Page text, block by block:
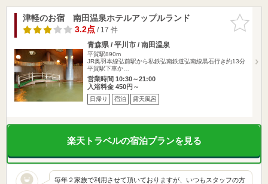
お気に入
りに追加
津軽のお宿 南田温泉ホテルアップルランド
3.2点/ 17 件
青森県 / 平川市 / 南田温泉
平賀駅890m
JR奥羽本線弘前駅から私鉄弘南鉄道弘南線黒石行き約13分
平賀駅下車か…
営業時間 10:30～21:00
入浴料金 450円～
日帰り 宿泊 露天風呂
楽天トラベルの宿泊プランを見る
毎年２家族で利用させて頂いておりますが、いつもスタッフの方